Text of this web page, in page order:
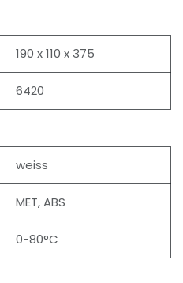
190 x 110 x 375
6420
weiss
MET, ABS
0-80°C